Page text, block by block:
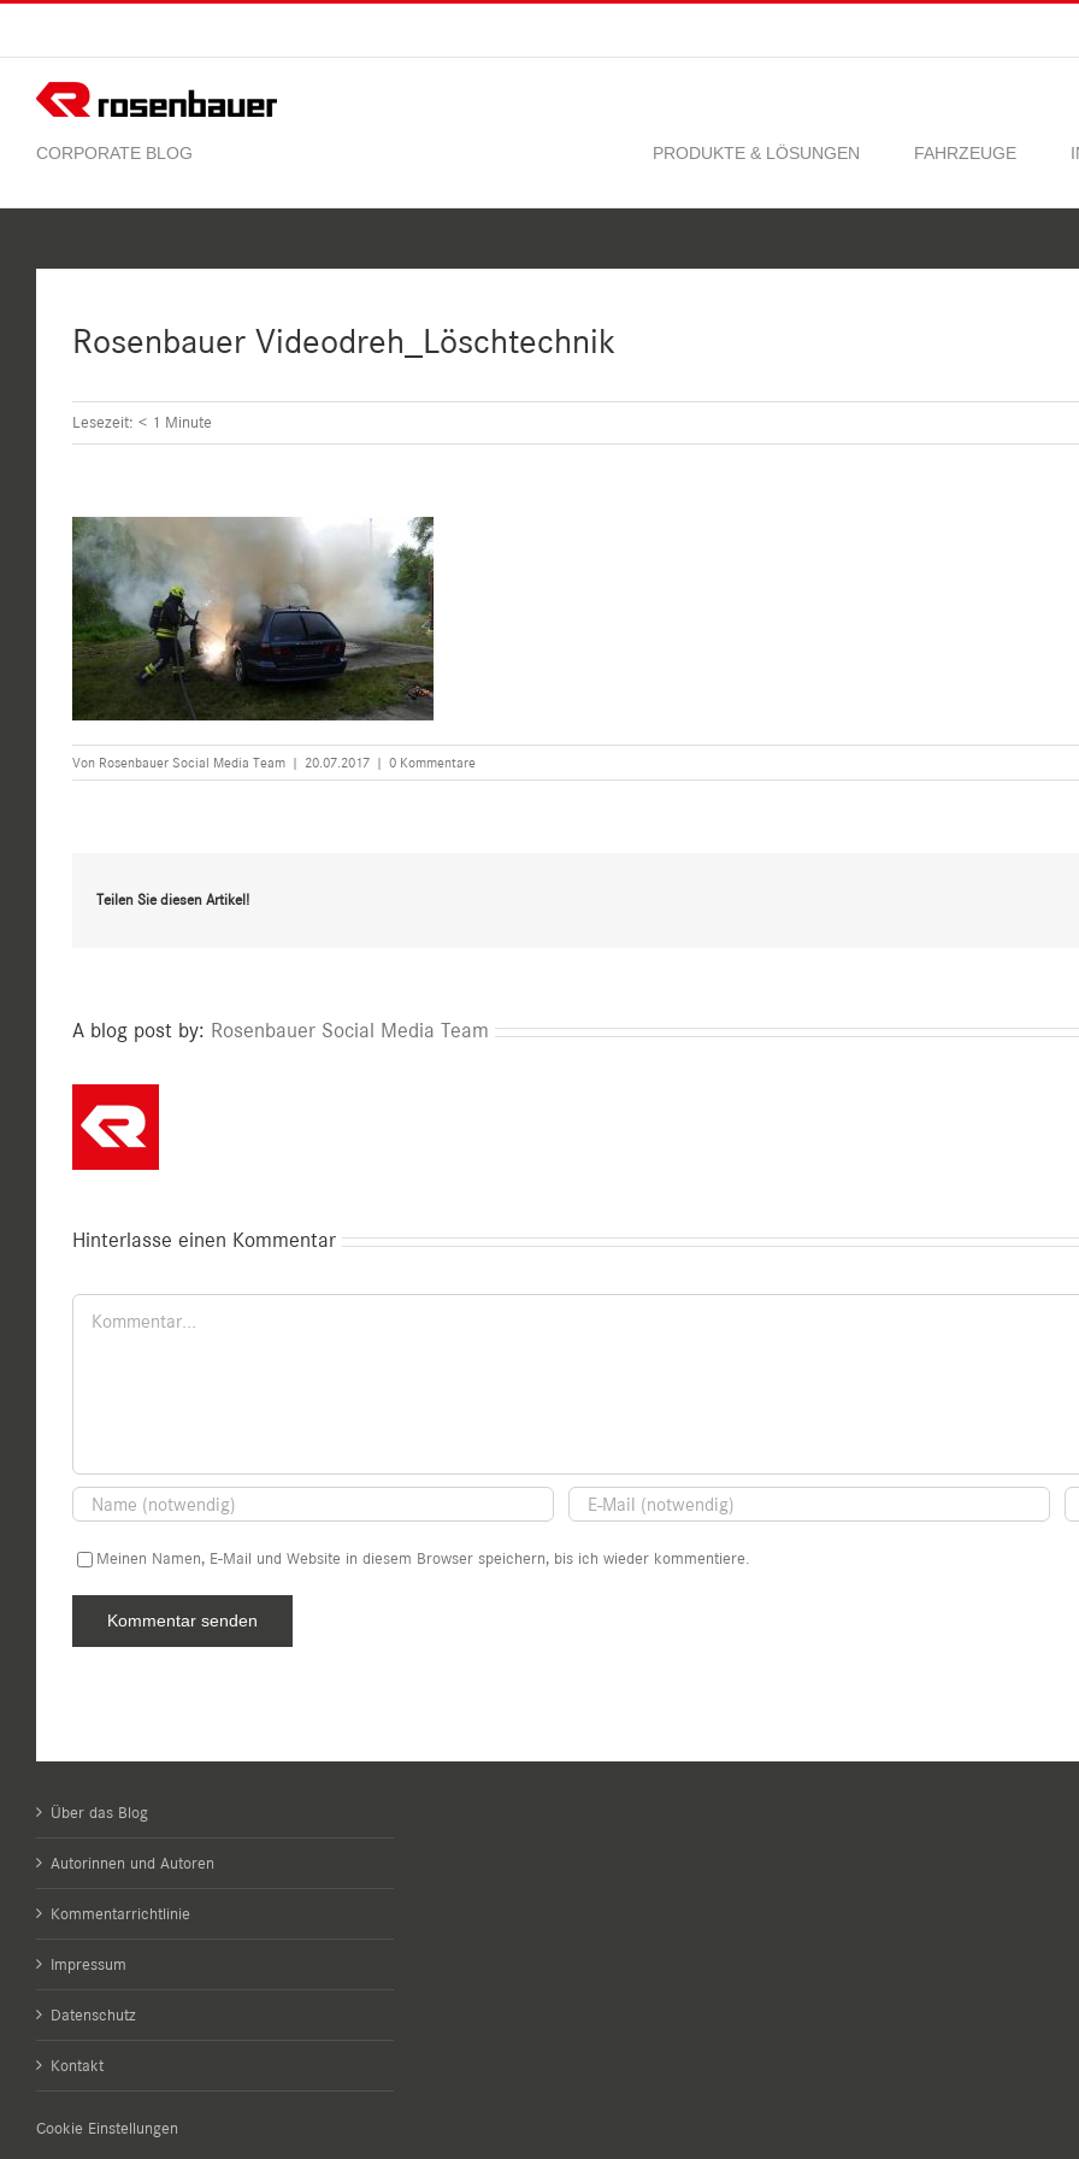
springen
PRODUKTE & LÖSUNGEN FAHRZEUGE
Rosenbauer Videodreh_Löschtechnik
Lesezeit: < 1 Minute
Von Rosenbauer Social Media Team | 20.07.2017 | 0 Kommentare
Teilen Sie diesen Artikel!
A blog post by: Rosenbauer Social Media Team
Hinterlasse einen Kommentar
Kommentar
Meinen Namen, E-Mail und Website in diesem Browser speichern, bis ich wieder kommentiere.
Über das Blog
Autorinnen und Autoren
Kommentarrichtlinie
Impressum
Datenschutz
Kontakt
Cookie Einstellungen